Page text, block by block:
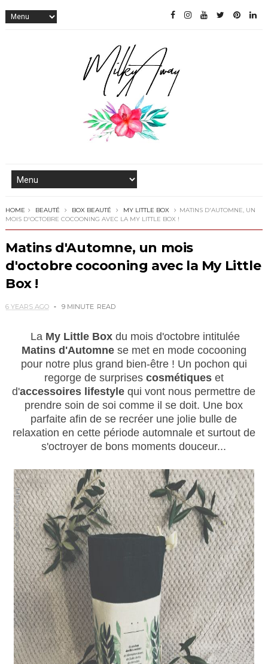
HOME BEAUTÉ BOX BEAUTÉ MY LITTLE BOX
MATINS D'AUTOMNE, UN
MOIS D'OCTOBRE COCOONING AVEC LA MY LITTLE BOX !
Matins d'Automne, un mois
d'octobre cocooning avec la My Little
Box !
6 YEARS AGO 9 MINUTE READ
La My Little Box du mois d'octobre intitulée
Matins d'Automnese met en mode cocooning
pour notre plus grand bien-être ! Un pochon qui
regorge de surprises cosmétiqueset
d'accessoires lifestyle qui vont nous permettre de
prendre soin de soi comme il se doit. Une box
parfaite afin de se recréer une jolie bulle de
relaxation en cette période automnale et surtout de
s'octroyer de bons moments douceur...